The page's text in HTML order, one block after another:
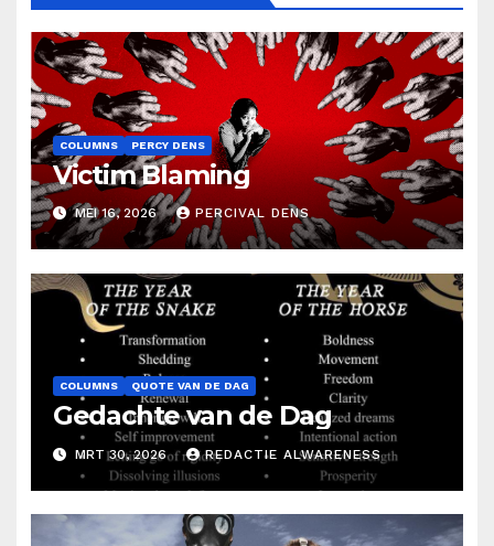
COLUMNS PERCY DENS
Victim Blaming
MEI 16, 2026 PERCIVAL DENS
COLUMNS QUOTE VAN DE DAG
Gedachte van de Dag
MRT 30, 2026 REDACTIE ALWARENESS